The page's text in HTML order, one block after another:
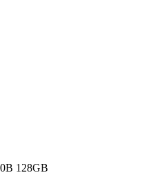
128GB